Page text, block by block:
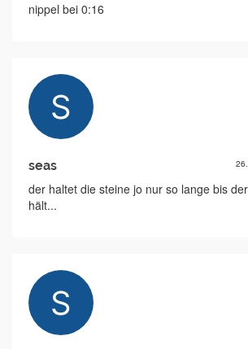
nippel bei 0:16
seas
der haltet die steine jo nur so lange bis
hält...